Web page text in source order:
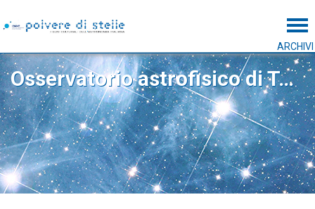
ARCHIVI
Osservatorio astrofisico di Torino